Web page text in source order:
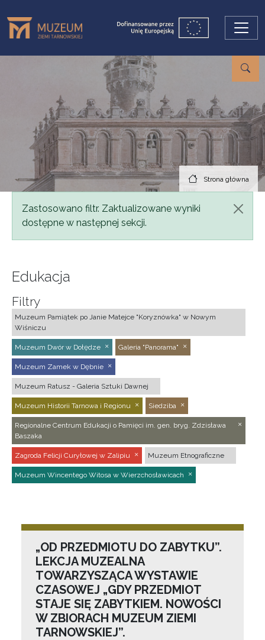
Strona główna
Komunikat
Zastosowano filtr. Zaktualizowane wyniki
dostępne w następnej sekcji.
Edukacja
Filtry
Muzeum Pamiątek po Janie Matejce "Koryznówka" w Nowym
Wiśniczu
Muzeum Dwór w Dołędze Galeria "Panorama"
Muzeum Zamek w Dębnie
Muzeum Ratusz - Galeria Sztuki Dawnej
Muzeum Historii Tarnowa i Regionu Siedziba
Regionalne Centrum Edukacji o Pamięci im. gen. bryg. Zdzisława
Baszaka
Zagroda Felicji Curyłowej w Zalipiu Muzeum Etnograficzne
Muzeum Wincentego Witosa w Wierzchosławicach
„OD PRZEDMIOTU DO ZABYTKU”.
LEKCJA MUZEALNA
TOWARZYSZĄCA WYSTAWIE
CZASOWEJ „GDY PRZEDMIOT
STAJE SIĘ ZABYTKIEM. NOWOŚCI
W ZBIORACH MUZEUM ZIEMI
TARNOWSKIEJ”.